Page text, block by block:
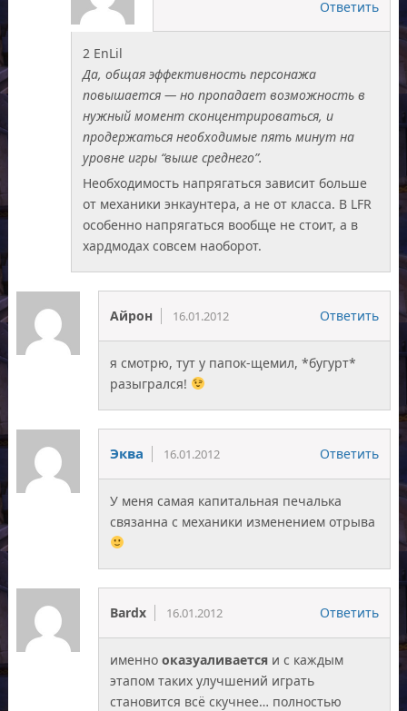
Ответить
2 EnLil
Да, общая эффективность персонажа
повышается — но пропадает возможность в
нужный момент сконцентрироваться, и
продержаться необходимые пять минут на
уровне игры “выше среднего”.
Необходимость напрягаться зависит больше
от механики энкаунтера, а не от класса. В LFR
особенно напрягаться вообще не стоит, а в
хардмодах совсем наоборот.
Айрон 16.01.2012 Ответить
я смотрю, тут у папок-щемил, *бугурт*
разыгрался!
Эква 16.01.2012 Ответить
У меня самая капитальная печалька
связанна с механики изменением отрыва
Bardx 16.01.2012 Ответить
именнооказуаливается и с каждым
этапом таких улучшений играть
становится всё скучнее… полностью